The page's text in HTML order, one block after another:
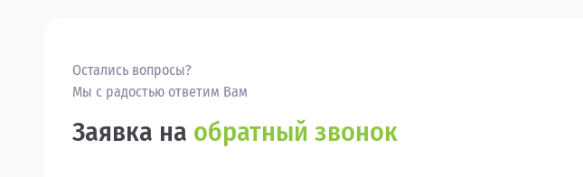
Остались вопросы?
Мы с радостью ответим Вам
Заявка на обратный звонок